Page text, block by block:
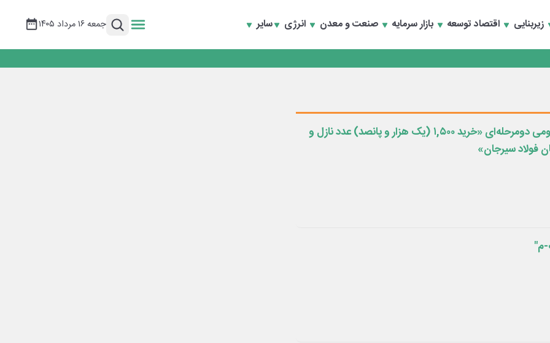
زیربنایی اقتصاد توسعه بازار سرمایه صنعت و معدن انرژی سایر جمعه ۱۶ مرداد ۱۴۰۵
منطقه یک
تجارت و همگرایی منطقه‌ای
تجارت و همگرایی منطقه‌ای
تجدید آگهی مناقصه عمومی دومرحله‌ای «خرید ۱,۵۰۰ (یک هزار و پانصد) عدد نازل و